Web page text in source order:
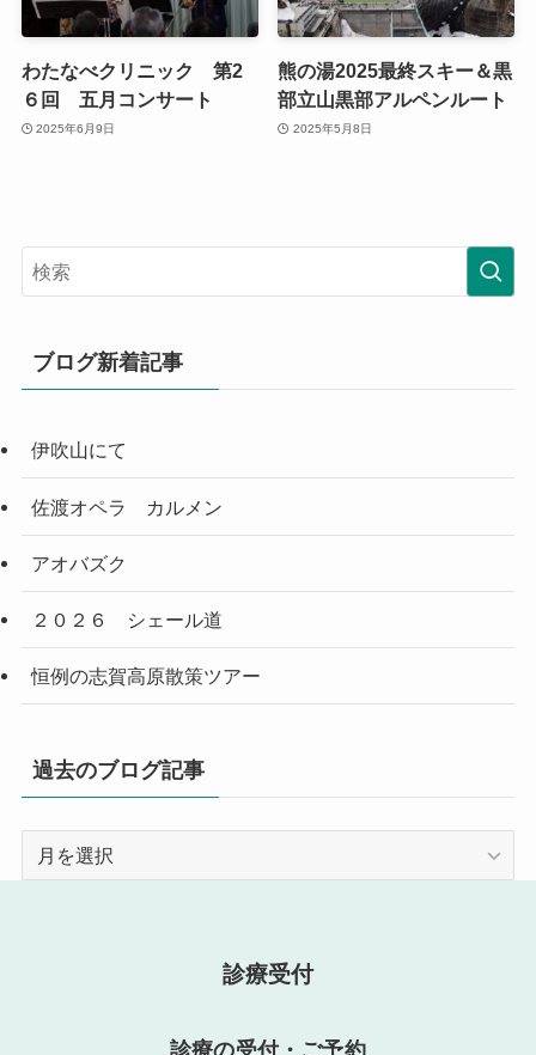
わたなべクリニック 第2
６回 五月コンサート
2025年6月9日
熊の湯2025最終スキー＆黒
部立山黒部アルペンルート
2025年5月8日
ブログ新着記事
伊吹山にて
佐渡オペラ カルメン
アオバズク
２０２６ シェール道
恒例の志賀高原散策ツアー
過去のブログ記事
診療受付